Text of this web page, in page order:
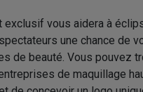
exclusif vous aidera à
une chance de
de beauté. Vous pouvez
de maquillage